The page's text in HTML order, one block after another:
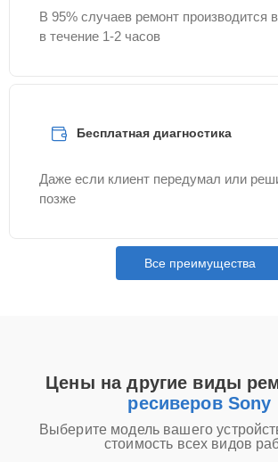
В 95% случаев ремонт производится
в течение 1-2 часов
Бесплатная диагностика
Даже если клиент передумал или
позже
Все преимущества
Цены на другие виды
ресиверов Sony
Выберите модель вашего
стоимость всех видов